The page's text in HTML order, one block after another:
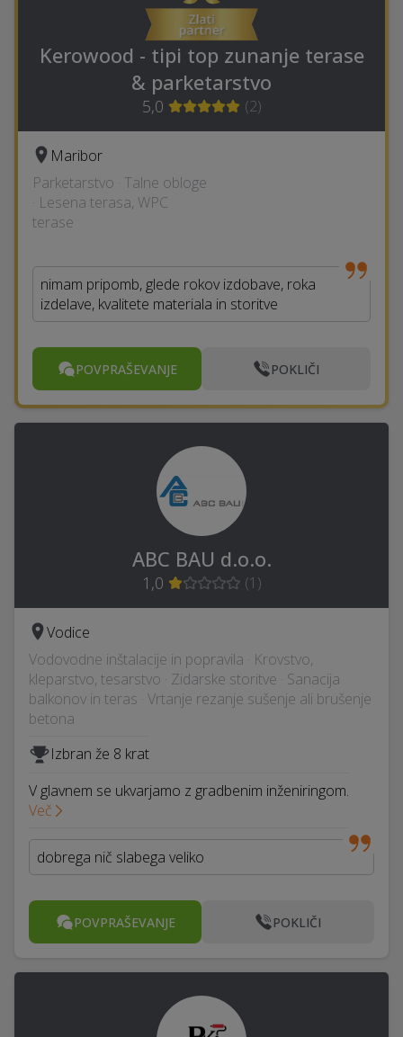
Kerowood - tipi top zunanje terase
& parketarstvo
5,0 (2)
Maribor
Parketarstvo · Talne obloge
· Lesena terasa, WPC
terase
nimam pripomb, glede rokov izdobave, roka
izdelave, kvalitete materiala in storitve
POVPRAŠEVANJE POKLIČI
ABC BAU d.o.o.
1,0 (1 )
Vodice
Vodovodne inštalacije in popravila · Krovstvo,
kleparstvo, tesarstvo · Zidarske storitve · Sanacija
balkonov in teras · Vrtanje rezanje sušenje ali brušenje
betona
Izbran že 8 krat
V glavnem se ukvarjamo z gradbenim inženiringom.
Več
dobrega nič slabega veliko
POVPRAŠEVANJE POKLIČI